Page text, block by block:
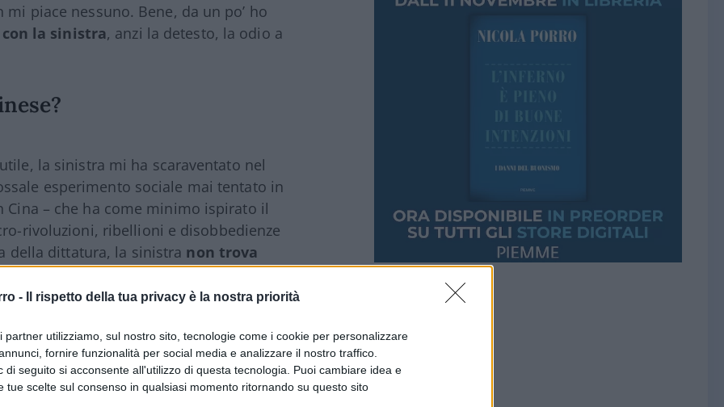
- Il rispetto della tua privacy è la nostra priorità
partner utilizziamo, sul nostro sito, tecnologie come i cookie per personalizzare
fornire funzionalità per social media e analizzare il nostro traffico.
di seguito si acconsente all'utilizzo di questa tecnologia. Puoi cambiare idea e
tue scelte sul consenso in qualsiasi momento ritornando su questo sito
piace nessuno. Bene, da un po’ ho
con la sinistra, anzi la detesto, la odio a
la sinistra mi ha scaraventato nel
esperimento sociale mai tentato in
Cina – che ha come minimo ispirato il
rivoluzioni, ribellioni e disobbedienze
della dittatura, la sinistra non trova
suoimammasantissima, iconsigliori, i
anche noi, anche noi.
sconsiderate e vigliacche, da una
sempre meno costituzionale, dall’altra il